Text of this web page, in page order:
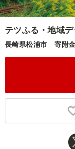
特集・おすすめ
控除額シミュレータ
テツふる・地域デ
長崎県松浦市 寄附